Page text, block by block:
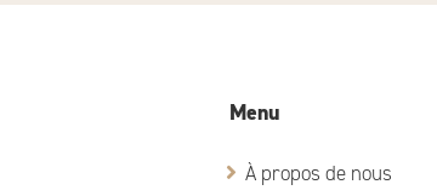
Menu
À propos de nous